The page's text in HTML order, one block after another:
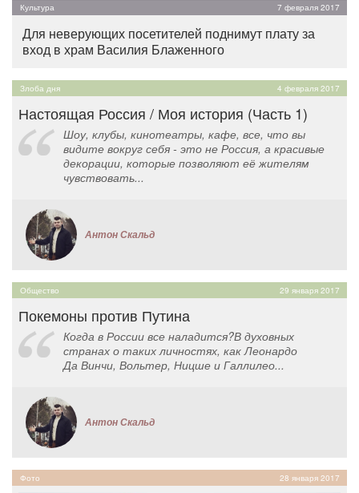
Культура 7 февраля 2017
Для неверующих посетителей поднимут плату за
вход в храм Василия Блаженного
Злоба дня 4 февраля 2017
Настоящая Россия / Моя история (Часть 1)
Шоу, клубы, кинотеатры, кафе, все, что вы
видите вокруг себя - это не Россия, а красивые
декорации, которые позволяют её жителям
чувствовать...
Антон Скальд
Общество 29 января 2017
Покемоны против Путина
Когда в России все наладится?В духовных
странах о таких личностях, как Леонардо
Да Винчи, Вольтер, Ницше и Галлилео...
Антон Скальд
Фото 28 января 2017